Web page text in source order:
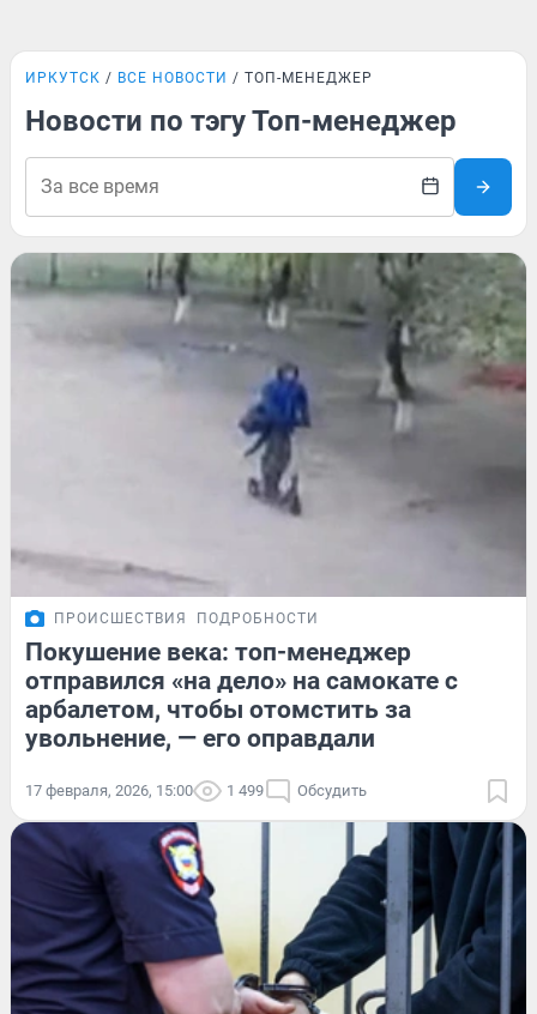
ИРКУТСК ВСЕ НОВОСТИ ТОП-МЕНЕДЖЕР
Новости по тэгу Топ-менеджер
ПРОИСШЕСТВИЯ ПОДРОБНОСТИ
Покушение века: топ-менеджер
отправился «на дело» на самокате с
арбалетом, чтобы отомстить за
увольнение, — его оправдали
17 февраля, 2026, 15:00 1 499 Обсудить